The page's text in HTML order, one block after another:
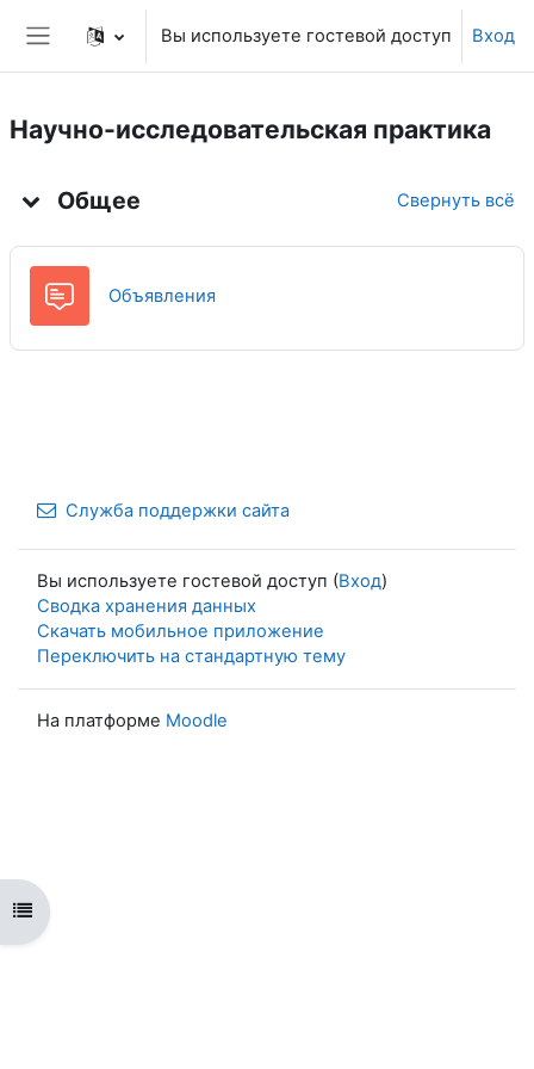
Перейти к основному содержанию
Боковая панель
Вы используете гостевой доступ Вход
Открыть оглавление курса
Научно-исследовательская практика
Общее Свернуть всё
Объявления
Служба поддержки сайта
Вы используете гостевой доступ (Вход)
Сводка хранения данных
Скачать мобильное приложение
Переключить на стандартную тему
На платформе Moodle